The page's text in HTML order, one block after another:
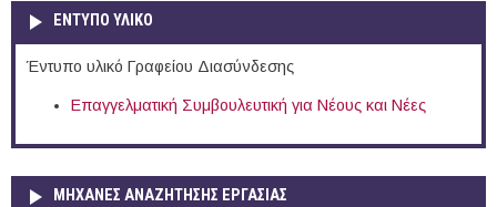
ΕΝΤΥΠΟ ΥΛΙΚΟ
Έντυπο υλικό Γραφείου Διασύνδεσης
Επαγγελματική Συμβουλευτική για Νέους και Νέες
ΜΗΧΑΝΕΣ ΑΝΑΖΗΤΗΣΗΣ ΕΡΓΑΣΙΑΣ